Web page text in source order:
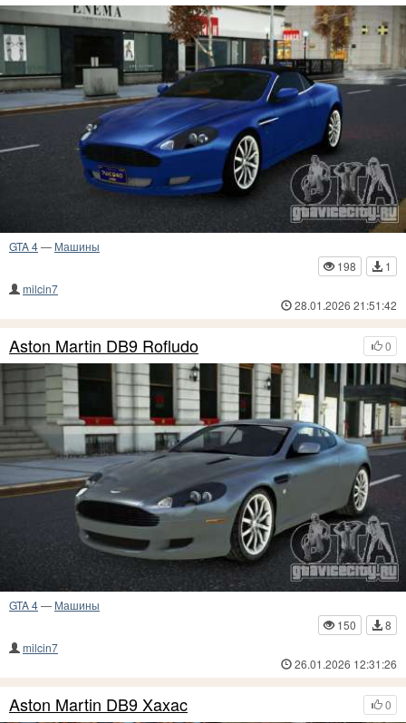
GTA 4— Машины
198
1
milcin7
28.01.2026 21:51:42
0
Aston Martin DB9 Rofludo
GTA 4— Машины
150
8
milcin7
26.01.2026 12:31:26
0
Aston Martin DB9 Xaxac